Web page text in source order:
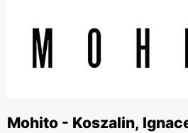
Mohito - Koszalin,